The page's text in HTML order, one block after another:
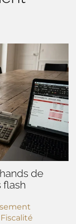
de
flash
Fiscalité